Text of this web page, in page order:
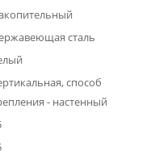
сталь
способ
- настенный